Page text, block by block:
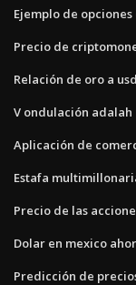
Ejemplo de
Precio de
Relación de oro a usd
V ondulación adalah
Aplicación de
Estafa
Precio de las
Dolar en mexico
Predicción de